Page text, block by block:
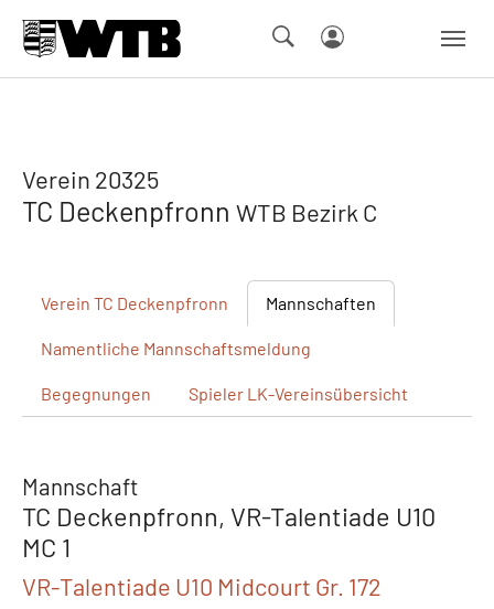
Verein 20325
TC Deckenpfronn WTB Bezirk C
Verein TC Deckenpfronn Mannschaften
Namentliche Mannschaftsmeldung
Begegnungen Spieler LK-Vereinsübersicht
Mannschaft
TC Deckenpfronn, VR-Talentiade U10
MC 1
VR-Talentiade U10 Midcourt Gr. 172